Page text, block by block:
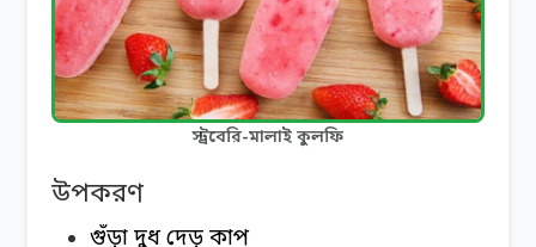
স্ট্রবেরি-মালাই কুলফি
উপকরণ
গুঁড়া দুধ দেড় কাপ